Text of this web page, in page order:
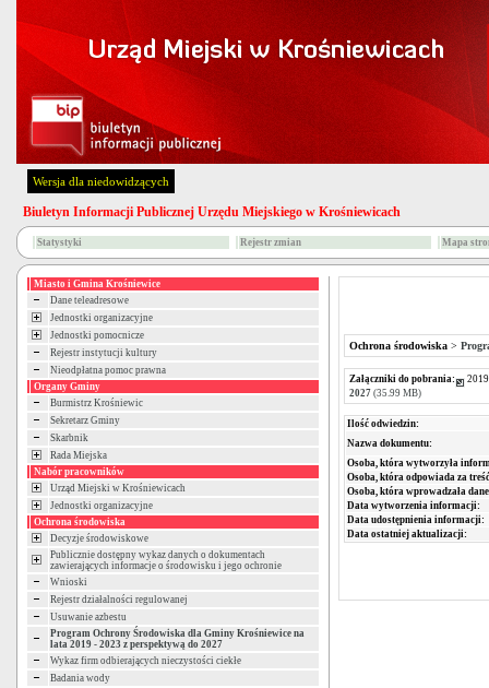
Wersja dla niedowidzących
Biuletyn Informacji Publicznej Urzędu Miejskiego w Krośniewicach
Statystyki Rejestr zmian Mapa
Miasto i Gmina Krośniewice
Dane teleadresowe
Jednostki organizacyjne
Jednostki pomocnicze
Rejestr instytucji kultury
Nieodpłatna pomoc prawna
Organy Gminy
Burmistrz Krośniewic
Sekretarz Gminy
Skarbnik
Rada Miejska
Nabór pracowników
Urząd Miejski w Krośniewicach
Jednostki organizacyjne
Ochrona środowiska
Decyzje środowiskowe
Publicznie dostępny wykaz danych o dokumentach
zawierających informacje o środowisku i jego ochronie
Wnioski
Rejestr działalności regulowanej
Usuwanie azbestu
Program Ochrony Środowiska dla Gminy Krośniewice na
lata 2019 - 2023 z perspektywą do 2027
Wykaz firm odbierających nieczystości ciekłe
Badania wody
Ochrona środowiska >
Załączniki do pobrania:
2027 (35.99 MB)
Ilość odwiedzin:
Nazwa dokumentu:
Osoba, która wytworzyła
Osoba, która odpowiada za
Osoba, która wprowadzała
Data wytworzenia informacji:
Data udostępnienia informacji:
Data ostatniej aktualizacji: